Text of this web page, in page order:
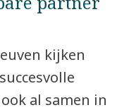
kijken
al samen in